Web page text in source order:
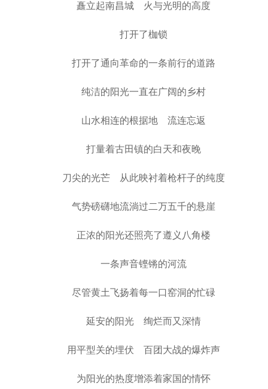
矗立起南昌城 火与光明的高度
打开了枷锁
打开了通向革命的一条前行的道路
纯洁的阳光一直在广阔的乡村
山水相连的根据地 流连忘返
打量着古田镇的白天和夜晚
刀尖的光芒 从此映衬着枪杆子的纯度
气势磅礴地流淌过二万五千的悬崖
正浓的阳光还照亮了遵义八角楼
一条声音铿锵的河流
尽管黄土飞扬着每一口窑洞的忙碌
延安的阳光 绚烂而又深情
用平型关的埋伏 百团大战的爆炸声
为阳光的热度增添着家国的情怀